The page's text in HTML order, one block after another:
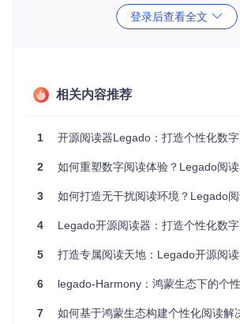
：跨平台阅读爱好者
：如何在一个应用中整合多个来
一管理，在一个界面中获取所有更新。
解决的问题：如何根据场景和个人习惯调整
李老师每天需要阅读大量电子文档，标准的
睛经常感到疲劳。通过Legado的主题自定
设置为柔和的绿色，调整了字体大小和行间
疲劳，还提高了阅读效率。
3. 内容体验同质化
适用人群：追求个性化体验的年轻读者
登录后查看全文
相关内容推荐
1 开源阅读器Legado：打造个性化数字阅
2 如何重塑数字阅读体验？Legado阅读器的自定义
3 如何打造无干扰阅读环境？Legado阅读器
4 Legado开源阅读器：打造个性化数字阅读体
5 打造专属阅读天地：Legado开源阅读器的自
6 legado-Harmony：鸿蒙生态下的个
7 如何基于鸿蒙生态构建个性化阅读解决方案：legado-